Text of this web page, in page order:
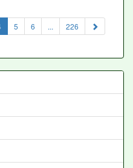
(current)
5 6 ... 226